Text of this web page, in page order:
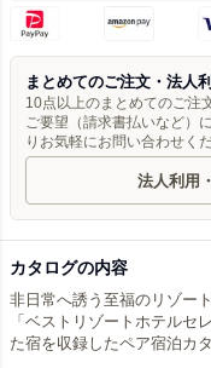
まとめてのご注文・法人
10点以上のまとめてのご注
ご要望（請求書払いなど）
りお気軽にお問い合わせくだ
法人利用
カタログの内容
非日常へ誘う至福のリゾー
「ベストリゾートホテルセ
た宿を収録したペア宿泊カ